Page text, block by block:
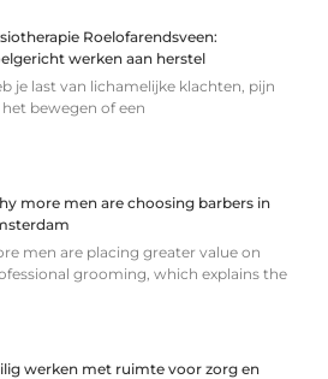
Roelofarendsveen:
werken aan herstel
je last van lichamelijke klachten, pijn
het bewegen of een
more men are choosing barbers in
men are placing greater value on
grooming, which explains the
werken met ruimte voor zorg en